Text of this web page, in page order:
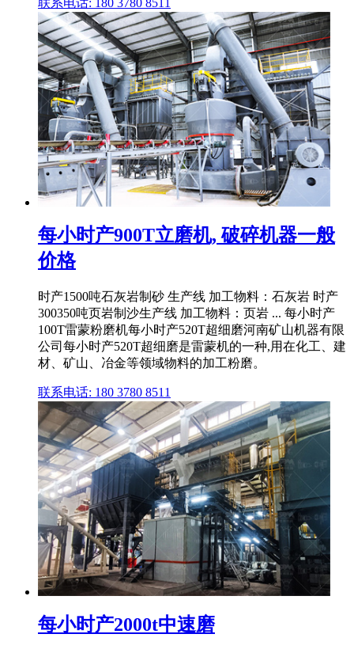
联系电话: 180 3780 8511
每小时产900T立磨机, 破碎机器一般
价格
时产1500吨石灰岩制砂 生产线 加工物料：石灰岩 时产
300350吨页岩制沙生产线 加工物料：页岩 ... 每小时产
100T雷蒙粉磨机每小时产520T超细磨河南矿山机器有限
公司每小时产520T超细磨是雷蒙机的一种,用在化工、建
材、矿山、冶金等领域物料的加工粉磨。
联系电话: 180 3780 8511
每小时产2000t中速磨